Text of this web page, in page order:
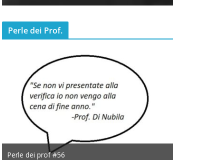
Perle dei Prof.
Perle dei prof #56